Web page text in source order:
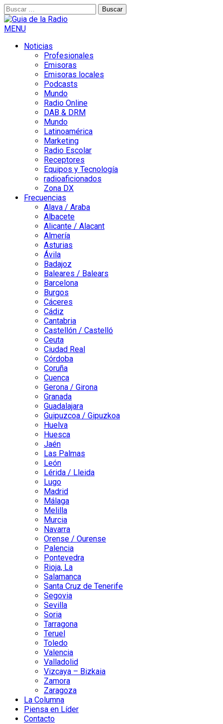
Buscar:
MENU
Noticias
Profesionales
Emisoras
Emisoras locales
Podcasts
Mundo
Radio Online
DAB & DRM
Mundo
Latinoamérica
Marketing
Radio Escolar
Receptores
Equipos y Tecnología
radioaficionados
Zona DX
Frecuencias
Alava / Araba
Albacete
Alicante / Alacant
Almería
Asturias
Ávila
Badajoz
Baleares / Balears
Barcelona
Burgos
Cáceres
Cádiz
Cantabria
Castellón / Castelló
Ceuta
Ciudad Real
Córdoba
Coruña
Cuenca
Gerona / Girona
Granada
Guadalajara
Guipuzcoa / Gipuzkoa
Huelva
Huesca
Jaén
Las Palmas
León
Lérida / Lleida
Lugo
Madrid
Málaga
Melilla
Murcia
Navarra
Orense / Ourense
Palencia
Pontevedra
Rioja, La
Salamanca
Santa Cruz de Tenerife
Segovia
Sevilla
Soria
Tarragona
Teruel
Toledo
Valencia
Valladolid
Vizcaya – Bizkaia
Zamora
Zaragoza
La Columna
Piensa en Líder
Contacto